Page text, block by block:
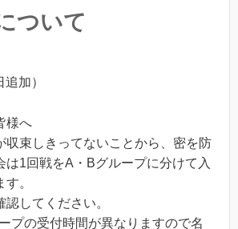
ついて
加）
様へ
収束しきってないことから、密を防
は1回戦をA・Bグループに分けて入
。
してください。
プの受付時間が異なりますので名